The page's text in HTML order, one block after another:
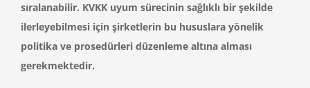
sıralanabilir. KVKK uyum sürecinin sağlıklı bir şekilde
ilerleyebilmesi için şirketlerin bu hususlara yönelik
politika ve prosedürleri düzenleme altına alması
gerekmektedir.